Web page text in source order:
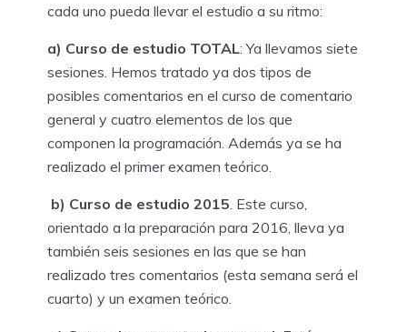
cada uno pueda llevar el estudio a su ritmo:
a) Curso de estudio TOTAL: Ya llevamos siete
sesiones. Hemos tratado ya dos tipos de
posibles comentarios en el curso de comentario
general y cuatro elementos de los que
componen la programación. Además ya se ha
realizado el primer examen teórico.
b) Curso de estudio 2015 . Este curso,
orientado a la preparación para 2016, lleva ya
también seis sesiones en las que se han
realizado tres comentarios (esta semana será el
cuarto) y un examen teórico.